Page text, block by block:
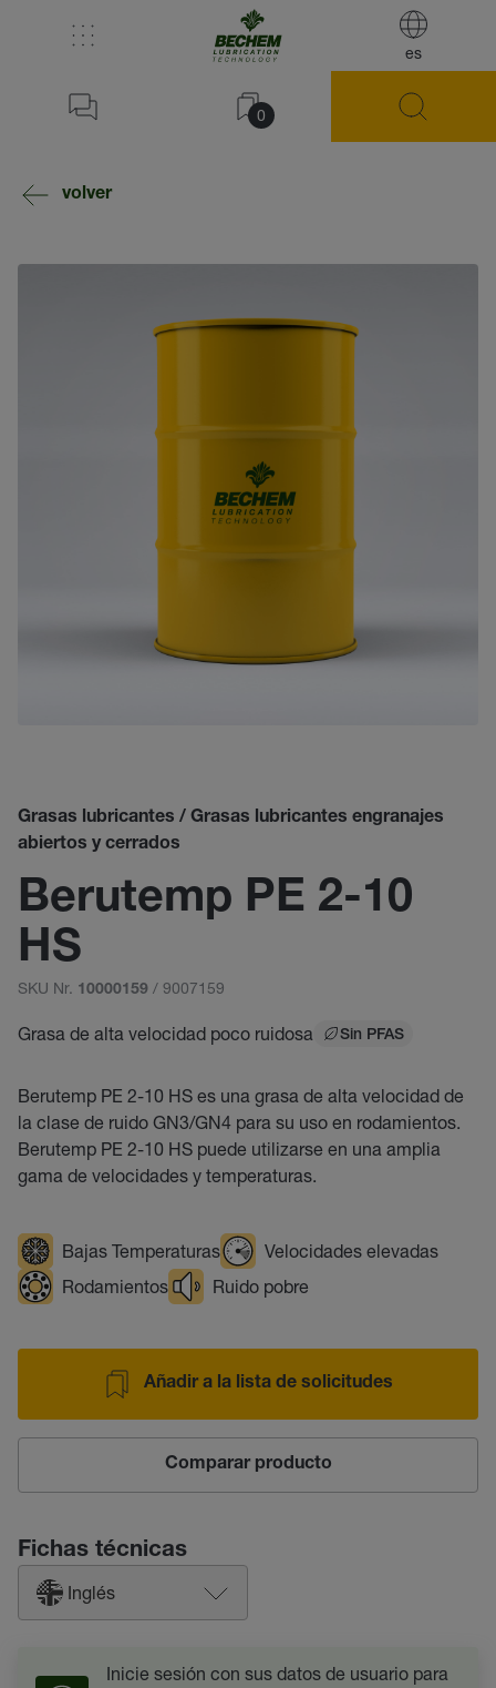
es
0
volver
Grasas lubricantes / Grasas lubricantes engranajes
abiertos y cerrados
Berutemp PE 2-10
HS
SKU Nr. 10000159 / 9007159
Grasa de alta velocidad poco ruidosa Sin PFAS
Berutemp PE 2-10 HS es una grasa de alta velocidad de
la clase de ruido GN3/GN4 para su uso en rodamientos.
Berutemp PE 2-10 HS puede utilizarse en una amplia
gama de velocidades y temperaturas.
Bajas Temperaturas
Velocidades elevadas
Rodamientos
Ruido pobre
Añadir a la lista de solicitudes
Comparar producto
Fichas técnicas
Inglés
Inicie sesión con sus datos de usuario para